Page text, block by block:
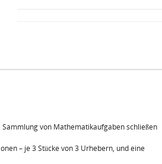
von Mathematikaufgaben schließen
– je 3 Stücke von 3 Urhebern, und eine